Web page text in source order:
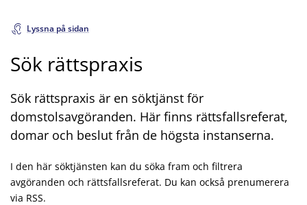
Lyssna på sidan
Sök rättspraxis
Sök rättspraxis är en söktjänst för
domstolsavgöranden. Här finns rättsfallsreferat,
domar och beslut från de högsta instanserna.
I den här söktjänsten kan du söka fram och filtrera
avgöranden och rättsfallsreferat. Du kan också prenumerera
via RSS.